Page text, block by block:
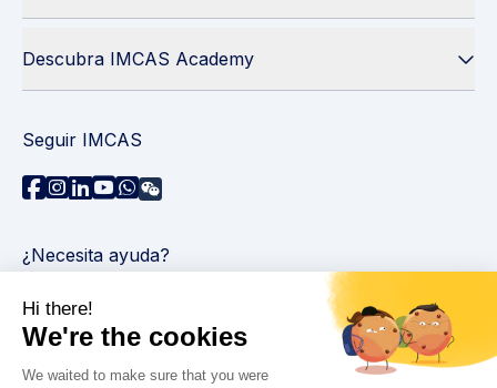
Descubra IMCAS Academy
Seguir IMCAS
¿Necesita ayuda?
Contáctenos
Leer preguntas frecuentes